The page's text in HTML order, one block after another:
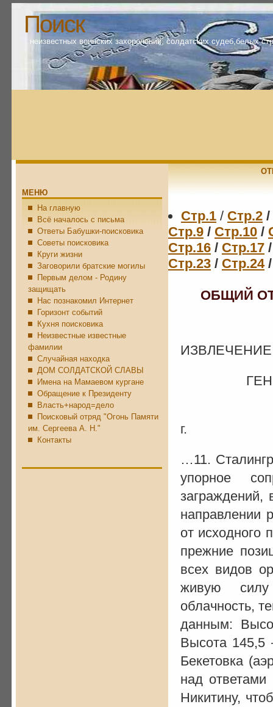
Поиск
неизвестных воинских захоронений, солдатских судеб,белых
МЕНЮ
На главную
Всё началось с письма
Ответы Бабушки-поисковика
Советы поисковика
Круги жизни
Заговорили братские могилы
Первым делом - Родину
защищать
Нас познакомил Интернет
Горизонт событий
Кухня поисковика
Неизвестные известные
фамилии
Случайная находка
ДОМ СОЛДАТСКОЙ СЛАВЫ
Имена на Мамаевом кургане
Обращение к Президенту
Власть+народ=дело
Поисковый отряд "Огонь Памяти
им. Сергеева А. Н."
Контакты
Стр.1 / Стр.2 /
Стр.9 / Стр.10 /
Стр.16 / Стр.17 /
Стр.23 / Стр.24/
ОБЩИЙ
г.
…11.
упорное
заграждений,
направлении
от исходного
прежние
всех видов
живую силу
облачность,
данным:
Высота 145,5
Бекетовка
над
Никитину,